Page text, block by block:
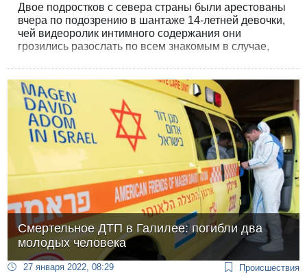
Двое подростков с севера страны были арестованы
вчера по подозрению в шантаже 14-летней девочки,
чей видеоролик интимного содержания они
грозились разослать по всем знакомым в случае,
как деньги у потерпевшей закончились, они
выложили этот ролик в интернет.
Смертельное ДТП в Галилее: погибли два
молодых человека
27 января 2022, 08:29 Происшествия